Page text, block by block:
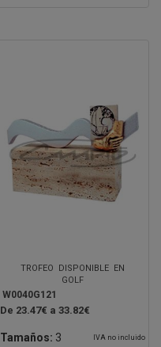
TROFEO DISPONIBLE EN
GOLF
W0040G121
De 23.47€ a 33.82€
Tamaños: 3 IVA no incluido